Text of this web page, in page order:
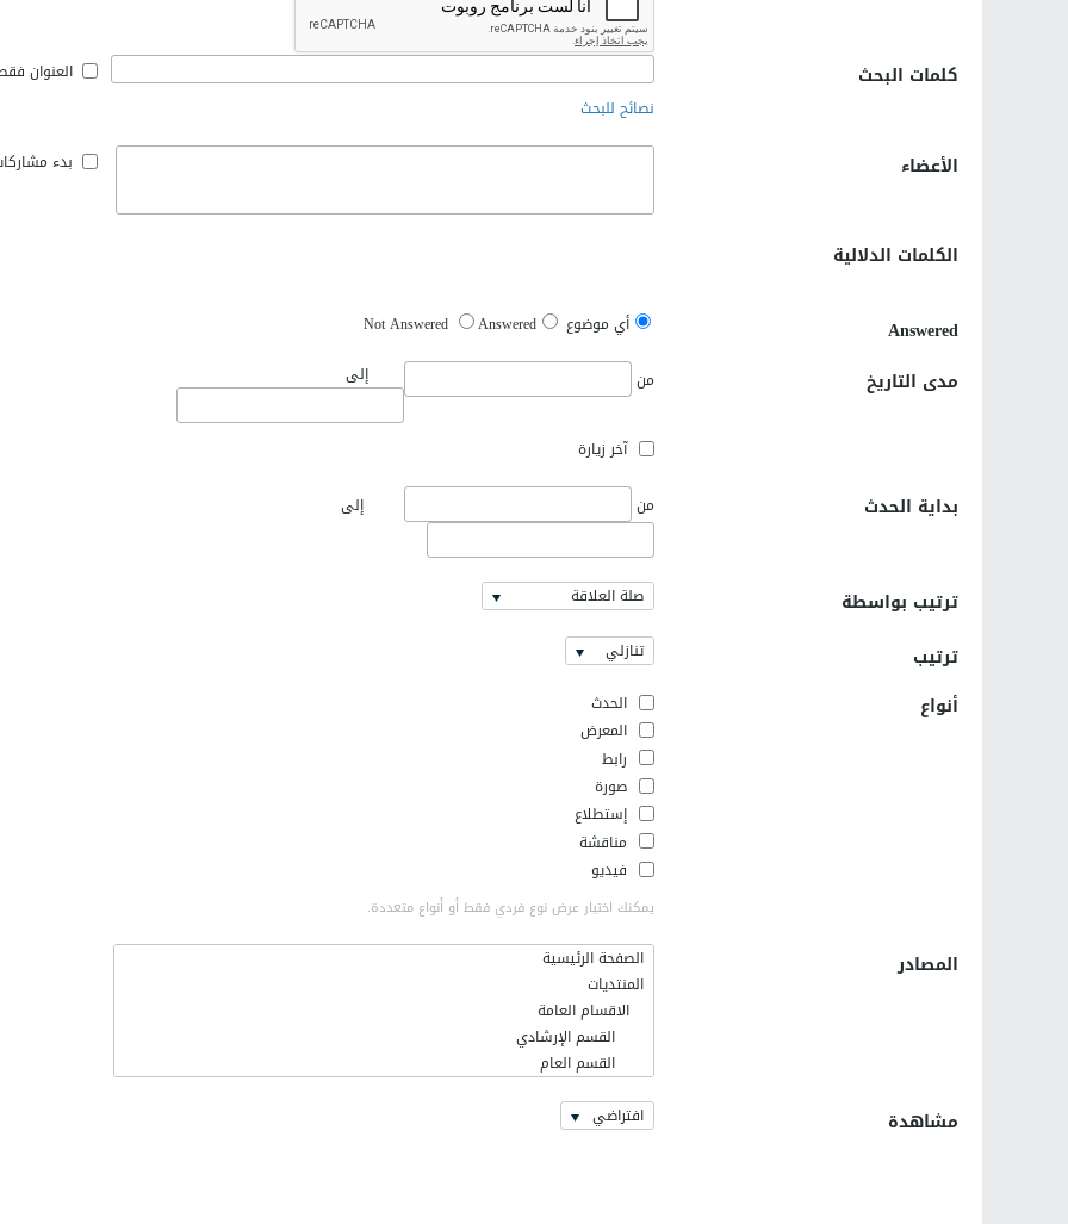
كلمات البحث
نصائح للبحث
العنوان
الأعضاء بدء
الكلمات الدلالية
Answered أي موضوع Not Answered Answered
مدى التاريخ من إلى
آخر زيارة
بداية الحدث من إلى
ترتيب بواسطة صلة العلاقة
ترتيب تنازلي
أنواع
الحدث
المعرض
رابط
صورة
إستطلاع
مناقشة
فيديو
يمكنك اختيار عرض نوع فردي فقط أو أنواع متعددة.
المصادر
الصفحة الرئيسية
المنتديات
الاقسام العامة
القسم الإرشادي
القسم العام
اخر الاخبار والتطورات
مشاهدة افتراضي